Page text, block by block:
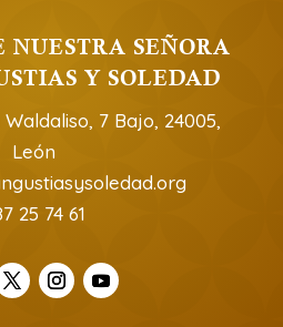
SEÑORA
Y SOLEDAD
7 Bajo, 24005,
León
25 74 61